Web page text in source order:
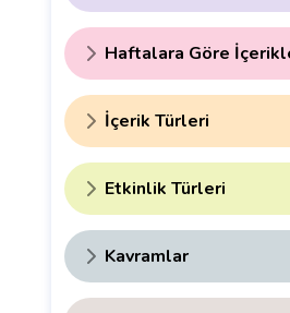
Haftalara Göre
İçerik Türleri
Etkinlik Türleri
Kavramlar